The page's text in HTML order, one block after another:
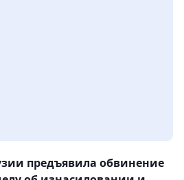
предъявила обвинение